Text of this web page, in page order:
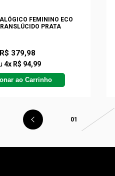
FEMININO ECO
PRATA
R$ 379,98
4x R$ 94,99
ao Carrinho
01